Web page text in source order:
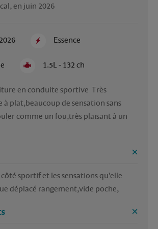
en juin 2026
Essence
1.5L - 132 ch
en conduite sportive  Très
plat,beaucoup de sensation sans
comme un fou,très plaisant à un
sportif et les sensations qu'elle
déplacé rangement,vide poche,